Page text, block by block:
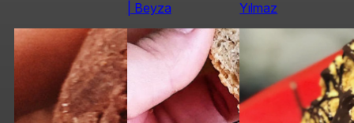
| Beyza
Yılmaz